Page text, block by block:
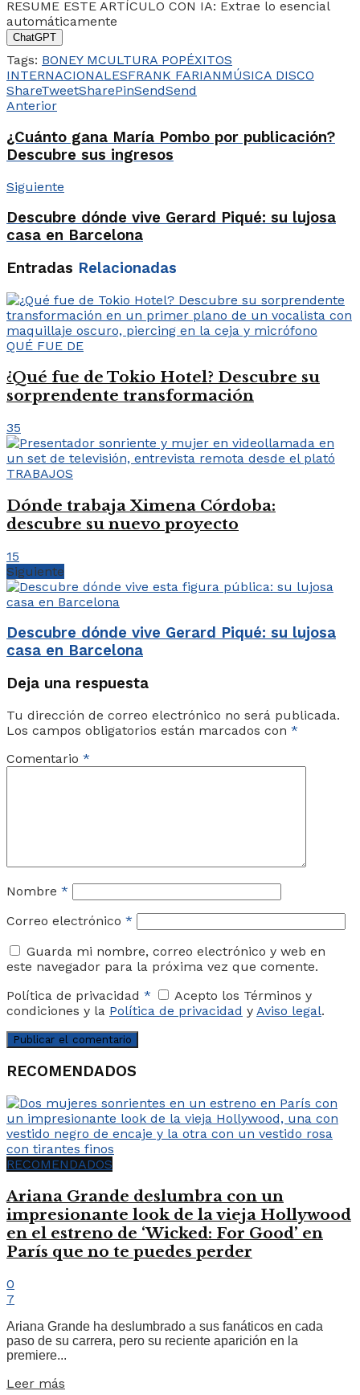
RESUME ESTE ARTÍCULO CON IA: Extrae lo esencial
automáticamente
ChatGPT
Tags: BONEY MCULTURA POPÉXITOS
INTERNACIONALESFRANK FARIANMÚSICA DISCO
ShareTweetSharePinSendSend
Anterior
¿Cuánto gana María Pombo por publicación?
Descubre sus ingresos
Siguiente
Descubre dónde vive Gerard Piqué: su lujosa
casa en Barcelona
Entradas Relacionadas
QUÉ FUE DE
¿Qué fue de Tokio Hotel? Descubre su
sorprendente transformación
35
TRABAJOS
Dónde trabaja Ximena Córdoba:
descubre su nuevo proyecto
15
Siguiente
Descubre dónde vive Gerard Piqué: su lujosa
casa en Barcelona
Deja una respuesta
Tu dirección de correo electrónico no será publicada.
Los campos obligatorios están marcados con *
Comentario *
Nombre *
Correo electrónico *
Guarda mi nombre, correo electrónico y web en
este navegador para la próxima vez que comente.
Política de privacidad *
Acepto los Términos y
condiciones y la Política de privacidad y Aviso legal.
RECOMENDADOS
RECOMENDADOS
Ariana Grande deslumbra con un
impresionante look de la vieja Hollywood
en el estreno de ‘Wicked: For Good’ en
París que no te puedes perder
0
7
Ariana Grande ha deslumbrado a sus fanáticos en cada
paso de su carrera, pero su reciente aparición en la
premiere...
Leer más